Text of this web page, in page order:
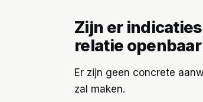
Zijn er
relatie
Er zijn geen concrete
zal maken.